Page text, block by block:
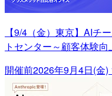
【9/4（金）東京】AIチ
トセンター～顧客体験
開催前2026年9月4日(金)